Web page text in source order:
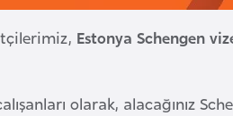
Estonya Schengen
olarak, alacağınız